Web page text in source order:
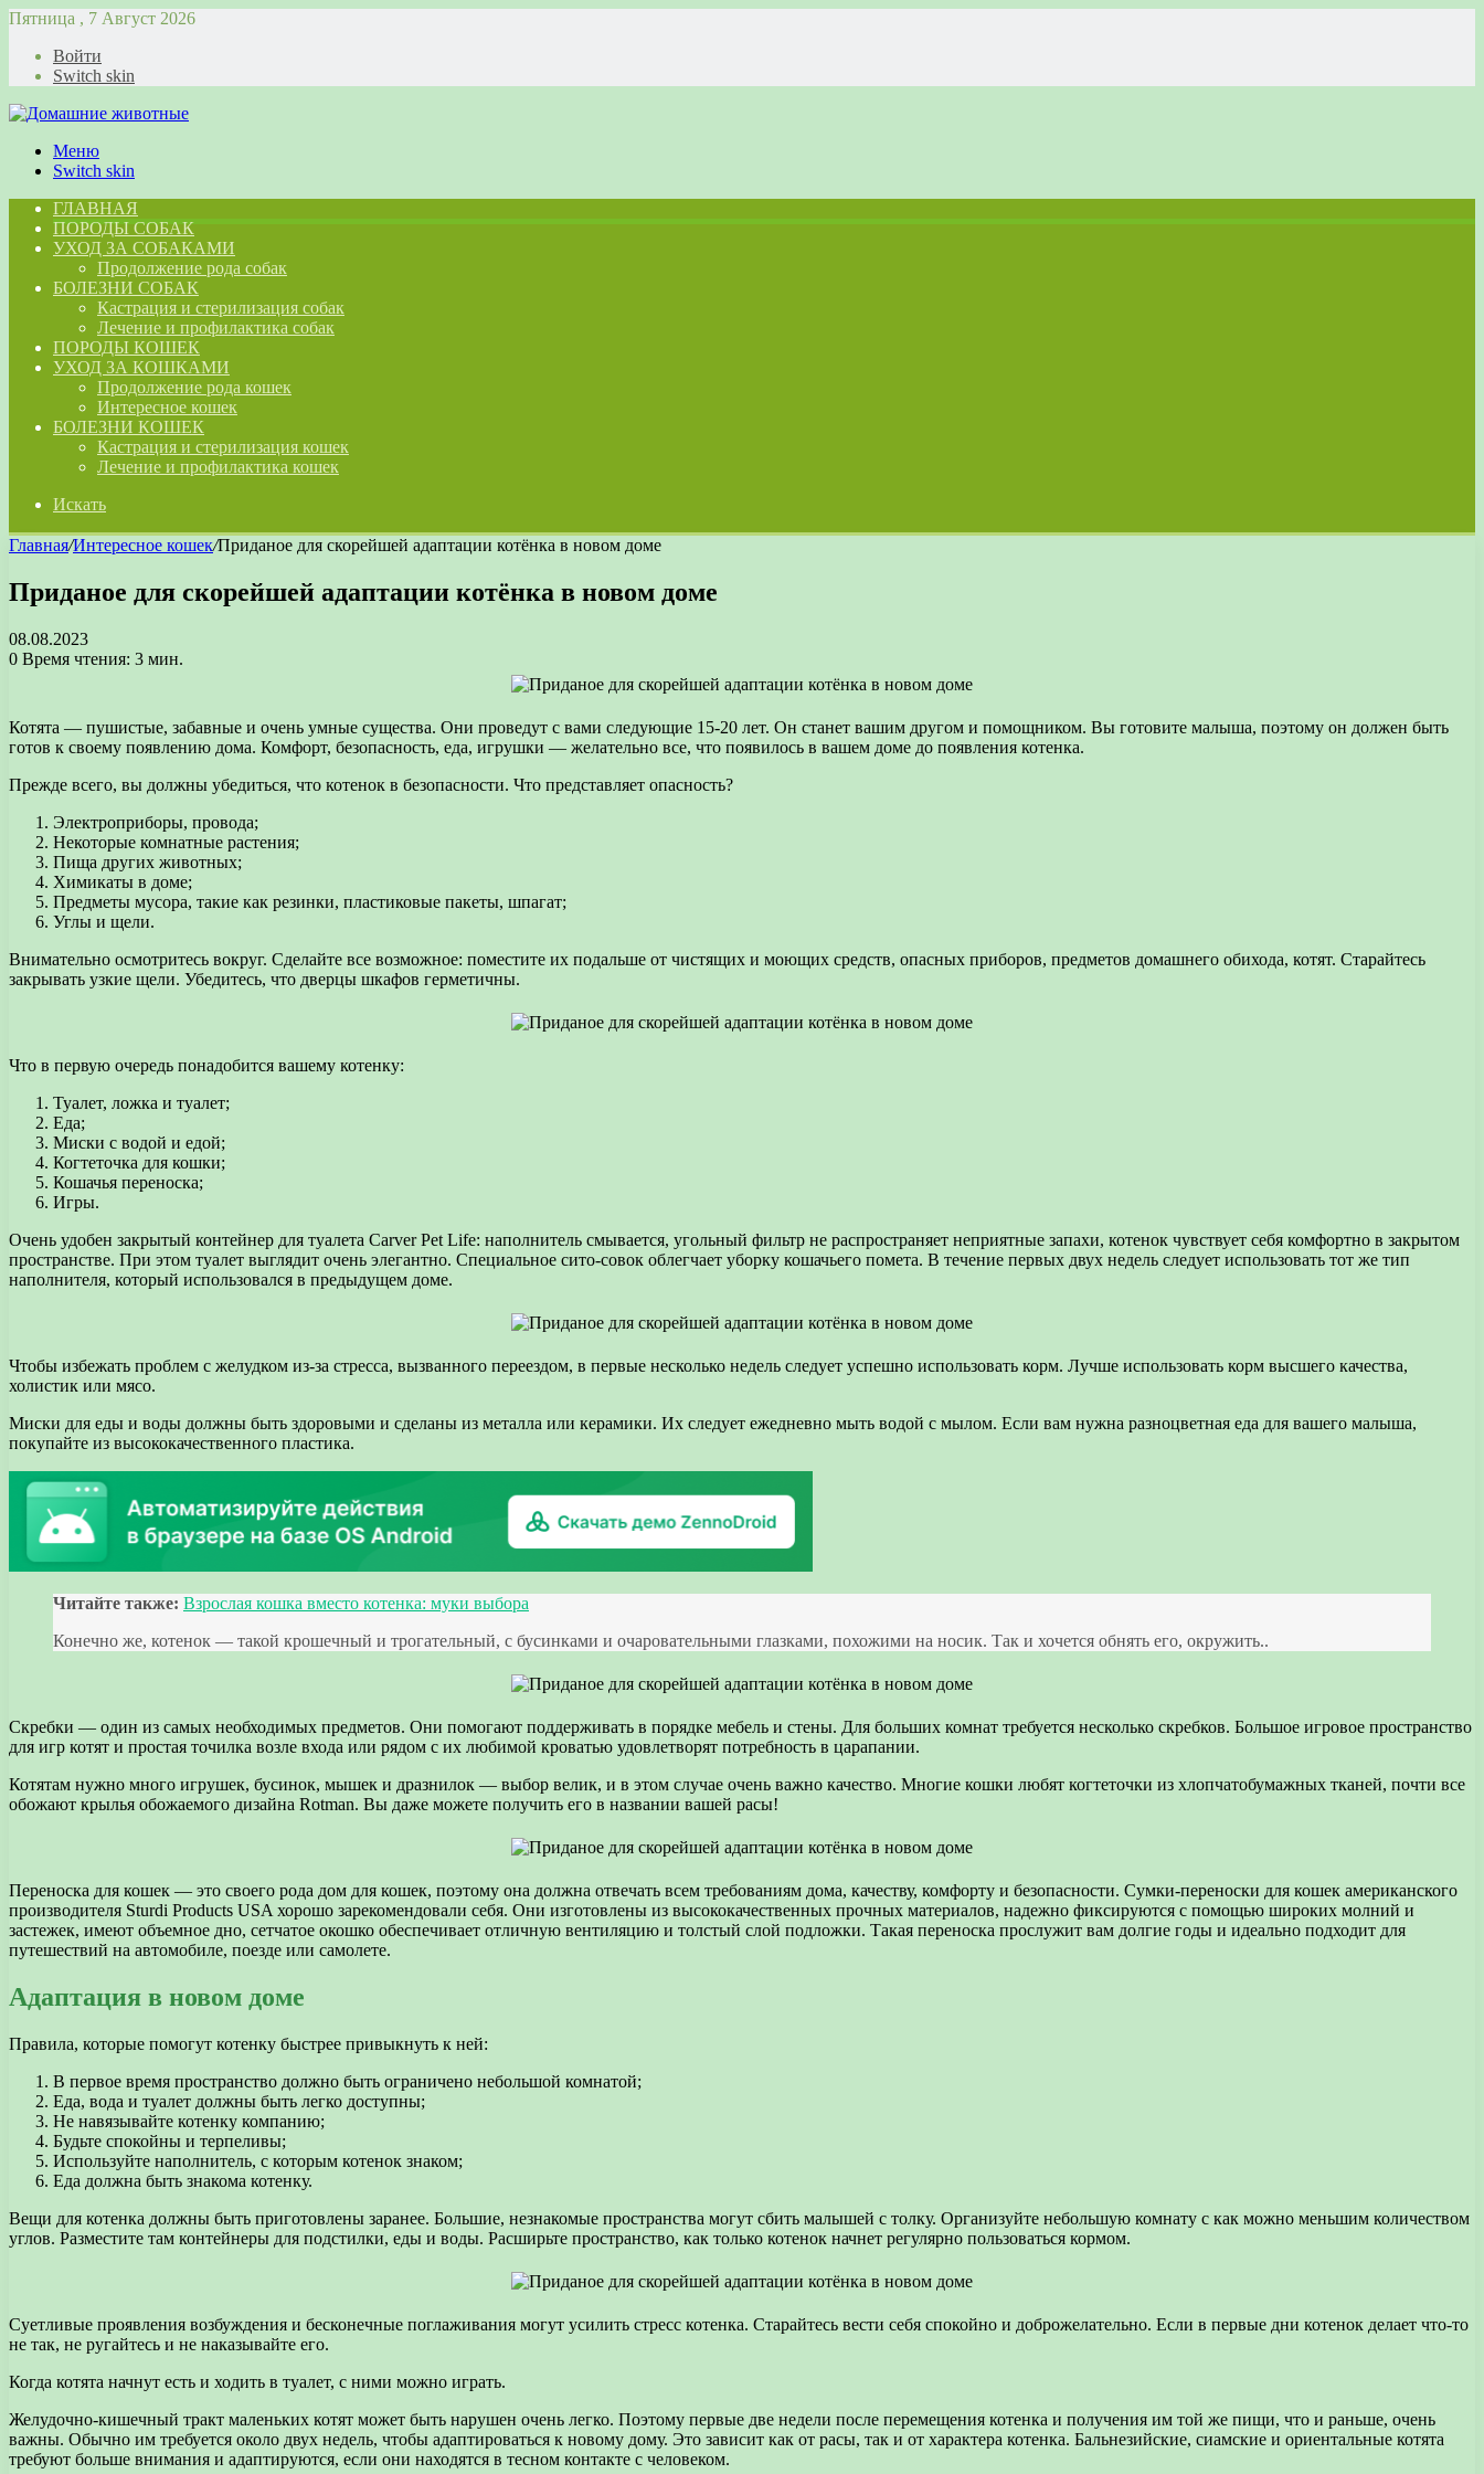
Пятница , 7 Август 2026
Войти
Switch skin
Меню
Switch skin
ГЛАВНАЯ
ПОРОДЫ СОБАК
УХОД ЗА СОБАКАМИ
Продолжение рода собак
БОЛЕЗНИ СОБАК
Кастрация и стерилизация собак
Лечение и профилактика собак
ПОРОДЫ КОШЕК
УХОД ЗА КОШКАМИ
Продолжение рода кошек
Интересное кошек
БОЛЕЗНИ КОШЕК
Кастрация и стерилизация кошек
Лечение и профилактика кошек
Искать
Главная/Интересное кошек/Приданое для скорейшей адаптации котёнка в новом доме
Приданое для скорейшей адаптации котёнка в новом доме
08.08.2023
0 Время чтения: 3 мин.
Котята — пушистые, забавные и очень умные существа. Они проведут с вами следующие 15-20 лет. Он станет вашим другом и помощником. Вы готовите малыша, поэтому он должен быть
готов к своему появлению дома. Комфорт, безопасность, еда, игрушки — желательно все, что появилось в вашем доме до появления котенка.
Прежде всего, вы должны убедиться, что котенок в безопасности. Что представляет опасность?
Электроприборы, провода;
Некоторые комнатные растения;
Пища других животных;
Химикаты в доме;
Предметы мусора, такие как резинки, пластиковые пакеты, шпагат;
Углы и щели.
Внимательно осмотритесь вокруг. Сделайте все возможное: поместите их подальше от чистящих и моющих средств, опасных приборов, предметов домашнего обихода, котят. Старайтесь
закрывать узкие щели. Убедитесь, что дверцы шкафов герметичны.
Что в первую очередь понадобится вашему котенку:
Туалет, ложка и туалет;
Еда;
Миски с водой и едой;
Когтеточка для кошки;
Кошачья переноска;
Игры.
Очень удобен закрытый контейнер для туалета Carver Pet Life: наполнитель смывается, угольный фильтр не распространяет неприятные запахи, котенок чувствует себя комфортно в закрытом
пространстве. При этом туалет выглядит очень элегантно. Специальное сито-совок облегчает уборку кошачьего помета. В течение первых двух недель следует использовать тот же тип
наполнителя, который использовался в предыдущем доме.
Чтобы избежать проблем с желудком из-за стресса, вызванного переездом, в первые несколько недель следует успешно использовать корм. Лучше использовать корм высшего качества,
холистик или мясо.
Миски для еды и воды должны быть здоровыми и сделаны из металла или керамики. Их следует ежедневно мыть водой с мылом. Если вам нужна разноцветная еда для вашего малыша,
покупайте из высококачественного пластика.
Читайте также: Взрослая кошка вместо котенка: муки выбора
Конечно же, котенок — такой крошечный и трогательный, с бусинками и очаровательными глазками, похожими на носик. Так и хочется обнять его, окружить..
Скребки — один из самых необходимых предметов. Они помогают поддерживать в порядке мебель и стены. Для больших комнат требуется несколько скребков. Большое игровое пространство
для игр котят и простая точилка возле входа или рядом с их любимой кроватью удовлетворят потребность в царапании.
Котятам нужно много игрушек, бусинок, мышек и дразнилок — выбор велик, и в этом случае очень важно качество. Многие кошки любят когтеточки из хлопчатобумажных тканей, почти все
обожают крылья обожаемого дизайна Rotman. Вы даже можете получить его в названии вашей расы!
Переноска для кошек — это своего рода дом для кошек, поэтому она должна отвечать всем требованиям дома, качеству, комфорту и безопасности. Сумки-переноски для кошек американского
производителя Sturdi Products USA хорошо зарекомендовали себя. Они изготовлены из высококачественных прочных материалов, надежно фиксируются с помощью широких молний и
застежек, имеют объемное дно, сетчатое окошко обеспечивает отличную вентиляцию и толстый слой подложки. Такая переноска прослужит вам долгие годы и идеально подходит для
путешествий на автомобиле, поезде или самолете.
Адаптация в новом доме
Правила, которые помогут котенку быстрее привыкнуть к ней:
В первое время пространство должно быть ограничено небольшой комнатой;
Еда, вода и туалет должны быть легко доступны;
Не навязывайте котенку компанию;
Будьте спокойны и терпеливы;
Используйте наполнитель, с которым котенок знаком;
Еда должна быть знакома котенку.
Вещи для котенка должны быть приготовлены заранее. Большие, незнакомые пространства могут сбить малышей с толку. Организуйте небольшую комнату с как можно меньшим количеством
углов. Разместите там контейнеры для подстилки, еды и воды. Расширьте пространство, как только котенок начнет регулярно пользоваться кормом.
Суетливые проявления возбуждения и бесконечные поглаживания могут усилить стресс котенка. Старайтесь вести себя спокойно и доброжелательно. Если в первые дни котенок делает что-то
не так, не ругайтесь и не наказывайте его.
Когда котята начнут есть и ходить в туалет, с ними можно играть.
Желудочно-кишечный тракт маленьких котят может быть нарушен очень легко. Поэтому первые две недели после перемещения котенка и получения им той же пищи, что и раньше, очень
важны. Обычно им требуется около двух недель, чтобы адаптироваться к новому дому. Это зависит как от расы, так и от характера котенка. Бальнезийские, сиамские и ориентальные котята
требуют больше внимания и адаптируются, если они находятся в тесном контакте с человеком.